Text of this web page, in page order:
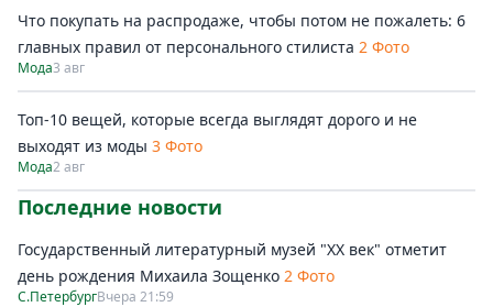
Что покупать на распродаже, чтобы потом не пожалеть: 6
главных правил от персонального стилиста 2 Фото
Мода3 авг
Топ-10 вещей, которые всегда выглядят дорого и не
выходят из моды 3 Фото
Мода2 авг
Последние новости
Государственный литературный музей "ХХ век" отметит
день рождения Михаила Зощенко 2 Фото
С.ПетербургВчера 21:59